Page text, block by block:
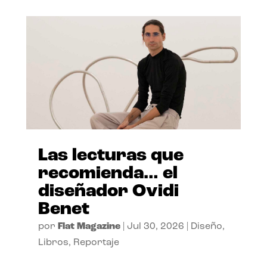
Las lecturas que
recomienda… el
diseñador Ovidi
Benet
por Flat Magazine| Jul 30, 2026 Diseño,
Libros, Reportaje